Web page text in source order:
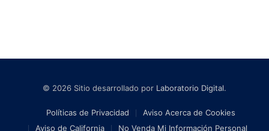
© 2026 Sitio desarrollado por Laboratorio Digital.
Políticas de Privacidad
Aviso Acerca de Cookies
Aviso de California
No Venda Mi Información Personal